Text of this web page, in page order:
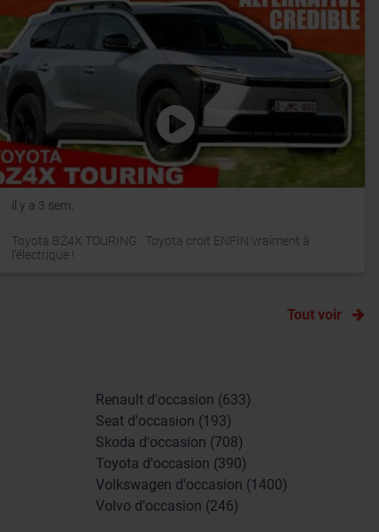
il y a 3 sem.
Toyota BZ4X TOURING : Toyota croit ENFIN vraiment à
l'électrique !
Tout voir
Renault d'occasion (633)
Seat d'occasion (193)
Skoda d'occasion (708)
Toyota d'occasion (390)
Volkswagen d'occasion (1400)
Volvo d'occasion (246)